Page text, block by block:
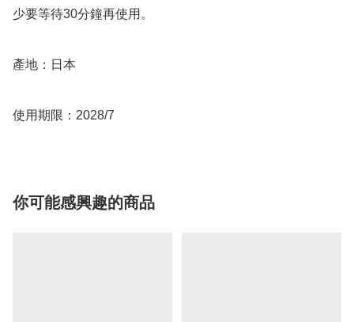
少要等待30分鐘再使用。
產地：日本
你可能感興趣的商品